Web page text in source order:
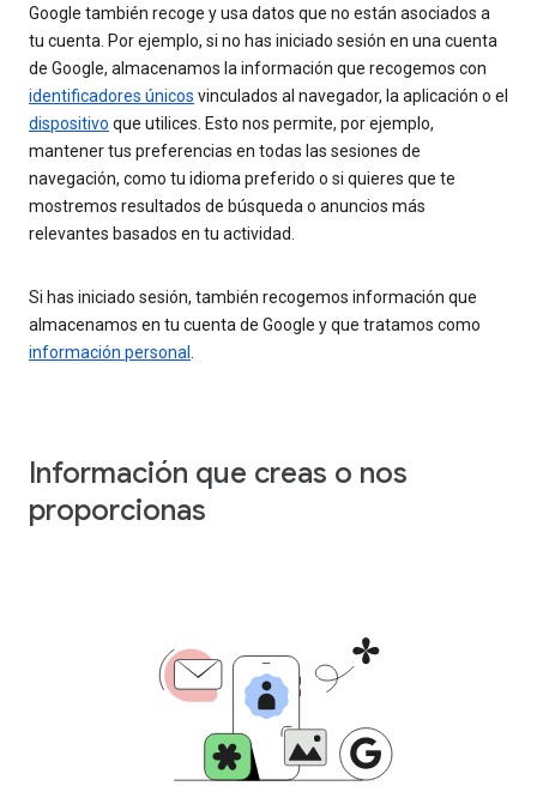
Google también recoge y usa datos que no están asociados a
tu cuenta. Por ejemplo, si no has iniciado sesión en una cuenta
de Google, almacenamos la información que recogemos con
identificadores únicos vinculados al navegador, la aplicación o el
dispositivo que utilices. Esto nos permite, por ejemplo,
mantener tus preferencias en todas las sesiones de
navegación, como tu idioma preferido o si quieres que te
mostremos resultados de búsqueda o anuncios más
relevantes basados en tu actividad.
Si has iniciado sesión, también recogemos información que
almacenamos en tu cuenta de Google y que tratamos como
información personal
Información que creas o nos
proporcionas